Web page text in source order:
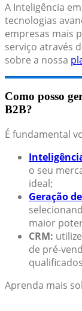
A Inteligência em
tecnologias
empresas mais
serviço através
sobre a nossa
Como posso
B2B?
É fundamental
o seu
ideal;
Geração
maior
CRM:
de pré-
Aprenda mais